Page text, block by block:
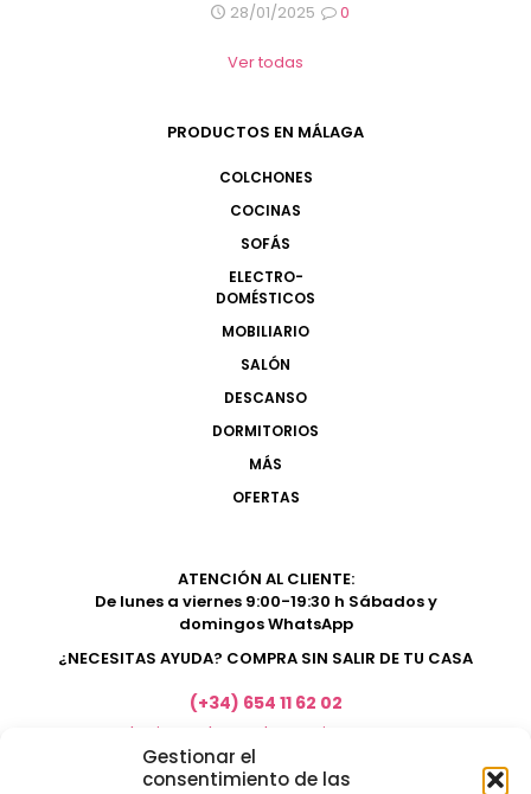
Gestionar el
consentimiento de las
28/01/2025 0
Ver todas
PRODUCTOS EN MÁLAGA
COLCHONES
COCINAS
SOFÁS
ELECTRO-
DOMÉSTICOS
MOBILIARIO
SALÓN
DESCANSO
DORMITORIOS
MÁS
OFERTAS
ATENCIÓN AL CLIENTE:
De lunes a viernes 9:00-19:30 h Sábados y
domingos WhatsApp
¿NECESITAS AYUDA? COMPRA SIN SALIR DE TU CASA
(+34) 654 11 62 02
marketing@electrodomesticosacosta.es